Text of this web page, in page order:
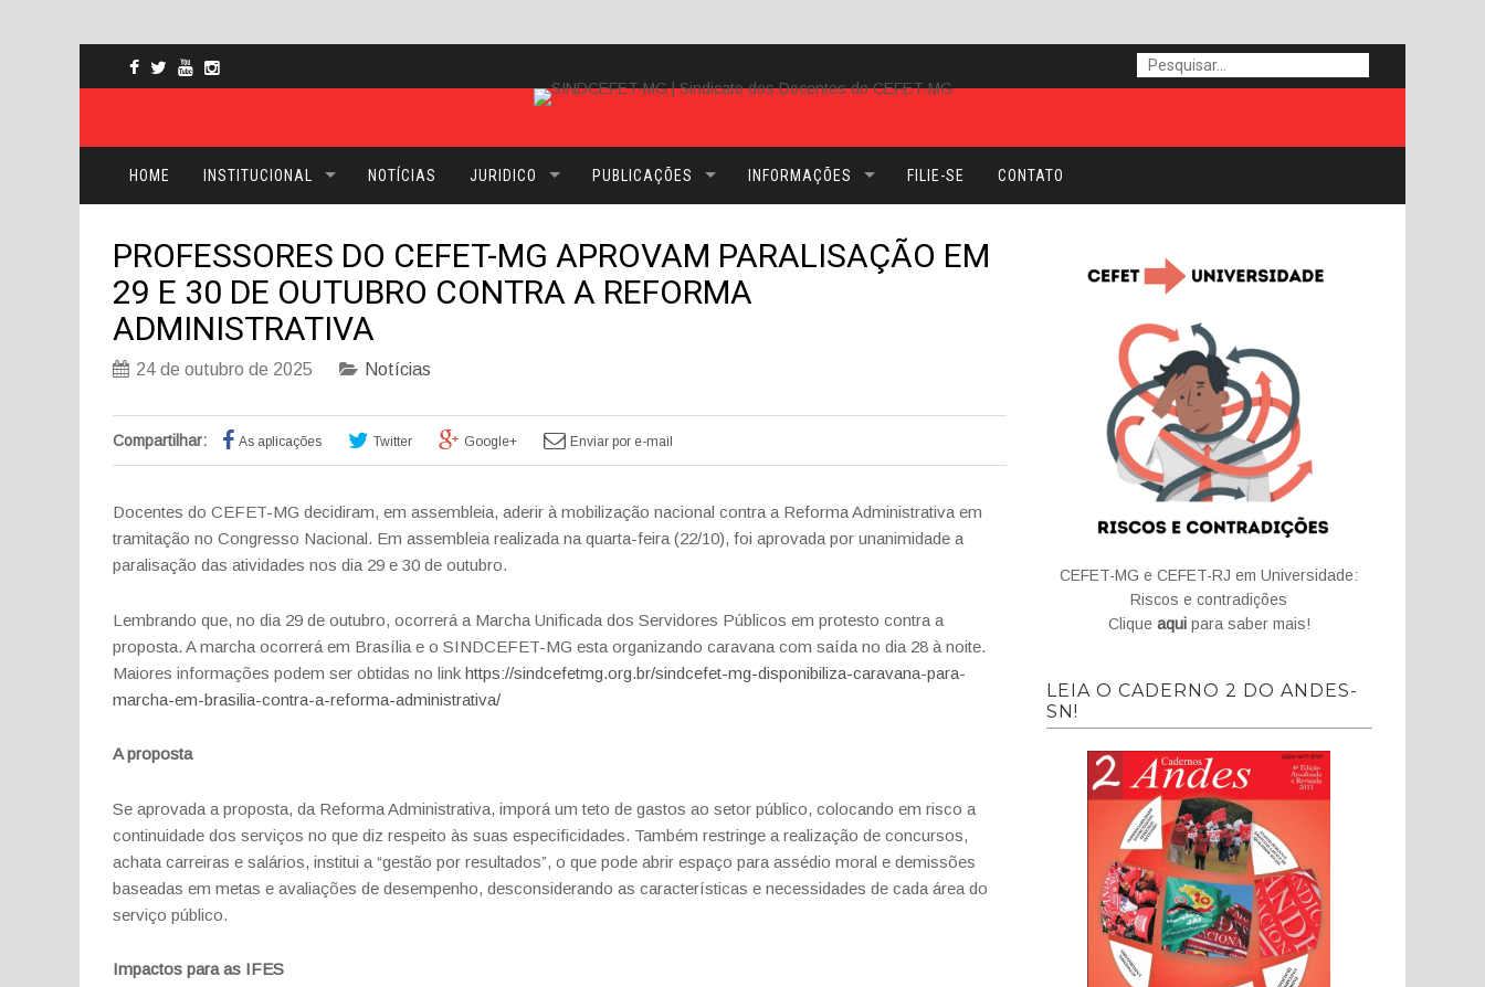
HOME INSTITUCIONAL NOTÍCIAS JURIDICO PUBLICAÇÕES INFORMAÇÕES FILIE-SE CONTATO
PROFESSORES DO CEFET-MG APROVAM PARALISAÇÃO EM
29 E 30 DE OUTUBRO CONTRA A REFORMA
ADMINISTRATIVA
24 de outubro de 2025 Notícias
Compartilhar: As aplicações Twitter Google+ Enviar por e-mail
Docentes do CEFET-MG decidiram, em assembleia, aderir à mobilização nacional contra a Reforma Administrativa em
tramitação no Congresso Nacional. Em assembleia realizada na quarta-feira (22/10), foi aprovada por unanimidade a
paralisação das atividades nos dia 29 e 30 de outubro.
Lembrando que, no dia 29 de outubro, ocorrerá a Marcha Unificada dos Servidores Públicos em protesto contra a
proposta. A marcha ocorrerá em Brasília e o SINDCEFET-MG esta organizando caravana com saída no dia 28 à noite.
Maiores informações podem ser obtidas no link https://sindcefetmg.org.br/sindcefet-mg-disponibiliza-caravana-para-
marcha-em-brasilia-contra-a-reforma-administrativa/
A proposta
Se aprovada a proposta, da Reforma Administrativa, imporá um teto de gastos ao setor público, colocando em risco a
continuidade dos serviços no que diz respeito às suas especificidades. Também restringe a realização de concursos,
achata carreiras e salários, institui a “gestão por resultados”, o que pode abrir espaço para assédio moral e demissões
baseadas em metas e avaliações de desempenho, desconsiderando as características e necessidades de cada área do
serviço público.
Impactos para as IFES
CEFET-MG e CEFET-RJ em Universidade:
Riscos e contradições
Clique aquipara saber mais!
LEIA O CADERNO 2 DO ANDES-
SN!